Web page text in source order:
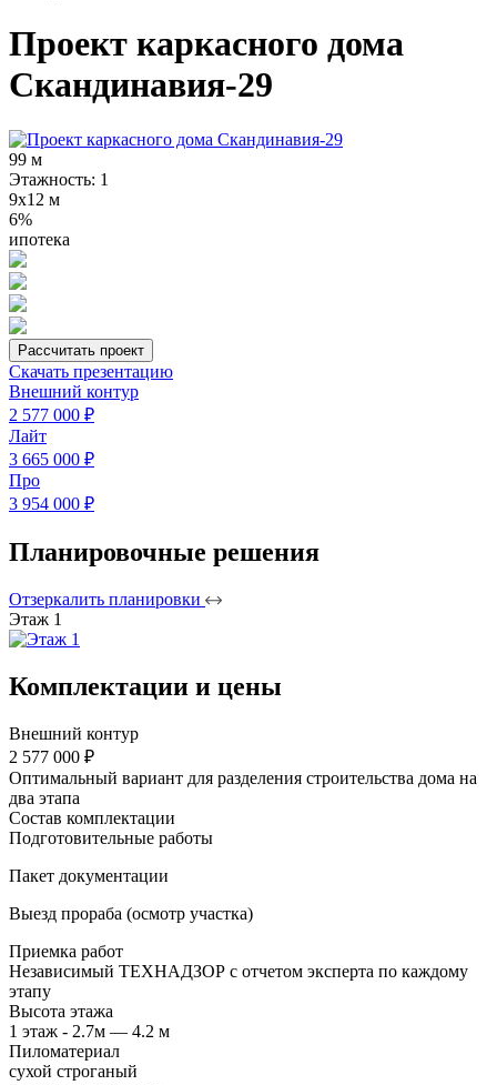
Проект каркасного дома
Скандинавия-29
99 м
Этажность: 1
9х12 м
6%
ипотека
Рассчитать проект
Скачать презентацию
Внешний контур
2 577 000 ₽
Лайт
3 665 000 ₽
Про
3 954 000 ₽
Планировочные решения
Отзеркалить планировки
Этаж 1
Комплектации и цены
Внешний контур
2 577 000 ₽
Оптимальный вариант для разделения строительства дома на
два этапа
Состав комплектации
Подготовительные работы
Пакет документации
Выезд прораба (осмотр участка)
Приемка работ
Независимый ТЕХНАДЗОР с отчетом эксперта по каждому
этапу
Высота этажа
1 этаж - 2.7м — 4.2 м
Пиломатериал
сухой строганый